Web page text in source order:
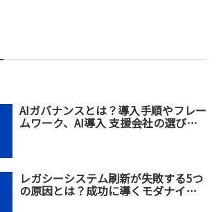
AIガバナンスとは？導入手順やフレー
ムワーク、AI導入 支援会社の選び方
レガシーシステム刷新が失敗する5つ
の原因とは？成功に導くモダナイゼ